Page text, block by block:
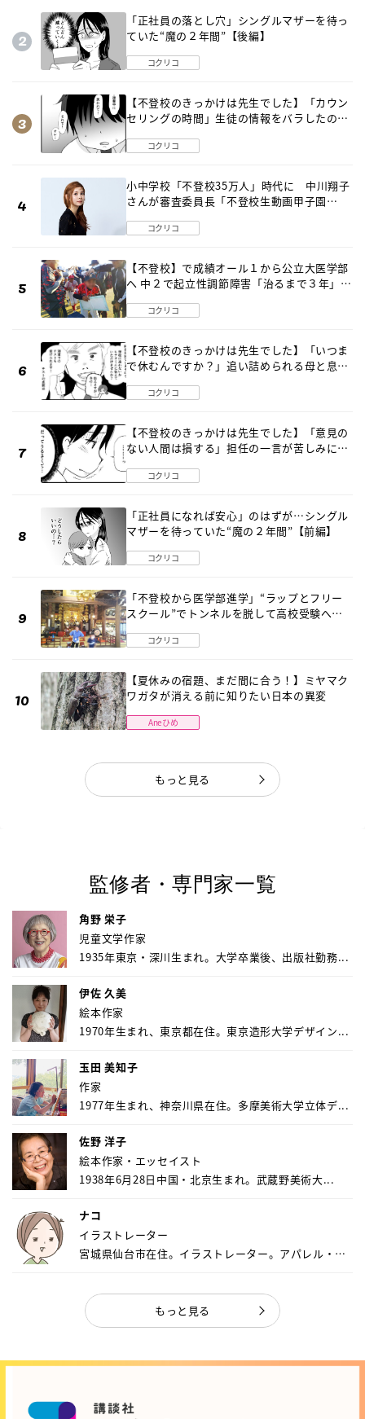
「正社員の落とし穴」シングルマザーを待っ
ていた“魔の２年間”【後編】
コクリコ
【不登校のきっかけは先生でした】「カウン
セリングの時間」生徒の情報をバラしたの
コクリコ
小中学校「不登校35万人」時代に 中川翔子
さんが審査委員長「不登校生動画甲子園
コクリコ
【不登校】で成績オール１から公立大医学部
へ 中２で起立性調節障害「治るまで３年」の
コクリコ
【不登校のきっかけは先生でした】「いつま
で休むんですか？」追い詰められる母と息子
コクリコ
【不登校のきっかけは先生でした】「意見の
ない人間は損する」担任の一言が苦しみに…
コクリコ
「正社員になれば安心」のはずが…シングル
マザーを待っていた“魔の２年間”【前編】
コクリコ
「不登校から医学部進学」“ラップとフリー
スクール”でトンネルを脱して高校受験へ
コクリコ
【夏休みの宿題、まだ間に合う！】ミヤマク
ワガタが消える前に知りたい日本の異変
Aneひめ
もっと見る
監修者・専門家一覧
角野 栄子
児童文学作家
1935年東京・深川生まれ。大学卒業後、出版社勤務...
伊佐 久美
絵本作家
1970年生まれ、東京都在住。東京造形大学デザイン...
玉田 美知子
作家
1977年生まれ、神奈川県在住。多摩美術大学立体デ...
佐野 洋子
絵本作家・エッセイスト
1938年6月28日中国・北京生まれ。武蔵野美術大...
ナコ
イラストレーター
宮城県仙台市在住。イラストレーター。アパレル・キ
もっと見る